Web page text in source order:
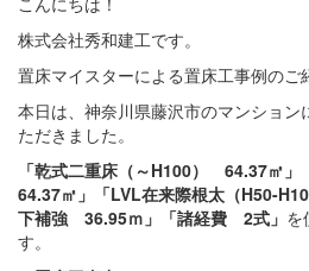
株式会社秀和建工です。
置床マイスターによる置床工事例のご
本日は、神奈川県藤沢市のマンショ
ただきました。
「乾式二重床（～H100） 64.37㎡
64.37㎡」「LVL在来際根太（H50-
下補強 36.95ｍ」「諸経費 2式」 を
す。